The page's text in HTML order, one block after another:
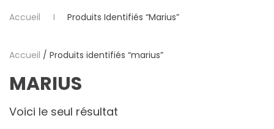
Accueil Produits Identifiés “marius”
Accueil / Produits identifiés “marius”
MARIUS
Voici le seul résultat